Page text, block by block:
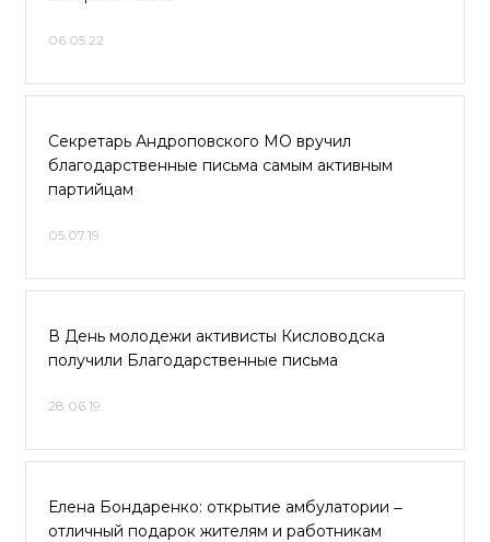
06.05.22
Секретарь Андроповского МО вручил
благодарственные письма самым активным
партийцам
05.07.19
В День молодежи активисты Кисловодска
получили Благодарственные письма
28.06.19
Елена Бондаренко: открытие амбулатории ‒
отличный подарок жителям и работникам